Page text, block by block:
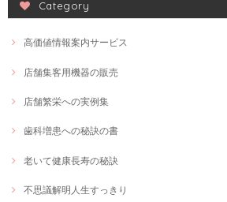
Category
高価値情報案内サービス
店舗集客用機器の販売
店舗繁栄への実例集
歯科増患への秘訣の書
老いて健康長寿の秘訣
不思議解明人生すっきり